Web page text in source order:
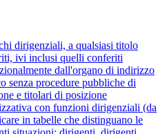
dirigenziali, a qualsiasi titolo
ivi inclusi quelli conferiti
dall'organo di indirizzo
senza procedure pubbliche di
e titolari di posizione
con funzioni dirigenziali (da
in tabelle che distinguano le